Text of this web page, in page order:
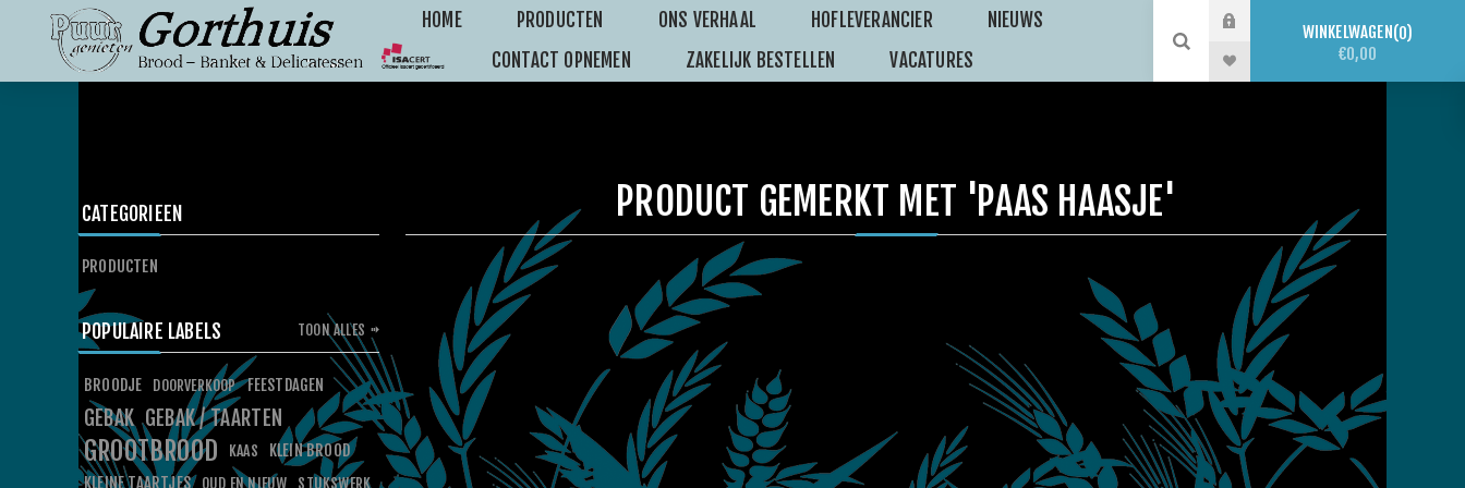
HOME PRODUCTEN ONS VERHAAL HOFLEVERANCIER
NIEUWS
CONTACT OPNEMEN
ZAKELIJK BESTELLEN VACATURES
WINKELWAGEN 0
€0,00
PRODUCT GEMERKT MET 'PAAS HAASJE'
CATEGORIEEN
PRODUCTEN
POPULAIRE LABELS
BROODJE DOORVERKOOP FEESTDAGEN
GEBAK GEBAK / TAARTEN
GROOTBROOD KAAS
KLEIN BROOD
KLEINE TAARTJES
OUD EN NIEUW STUKSWERK
TOON ALLES